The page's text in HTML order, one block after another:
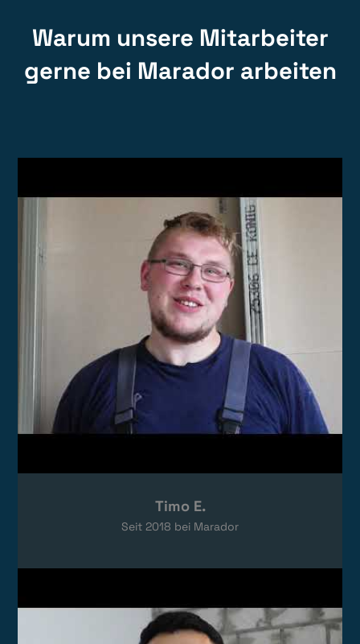
Warum unsere Mitarbeiter
gerne bei Marador arbeiten
Das Video wird von YouTube eingebettet.
Timo E.
Seit 2018 bei Marador